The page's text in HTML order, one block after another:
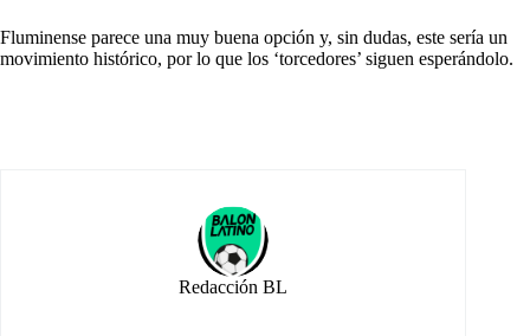
Fluminense parece una muy buena opción y, sin dudas, este sería un
movimiento histórico, por lo que los ‘torcedores’ siguen esperándolo.
Redacción BL